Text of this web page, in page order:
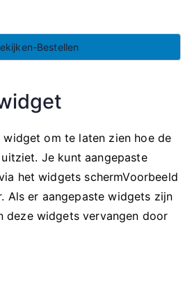
Bestellen
om te laten zien hoe de
Je kunt aangepaste
het widgets schermVoorbeeld
Als er aangepaste widgets zijn
deze widgets vervangen door